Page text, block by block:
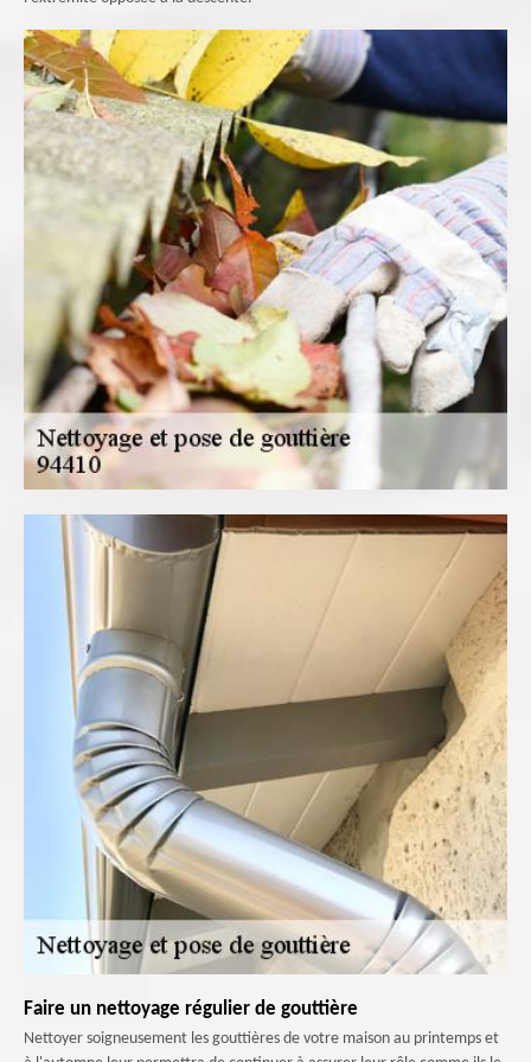
Faire un nettoyage régulier de gouttière
Nettoyer soigneusement les gouttières de votre maison au printemps et